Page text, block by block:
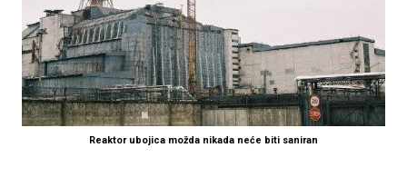
Reaktor ubojica možda nikada neće biti saniran